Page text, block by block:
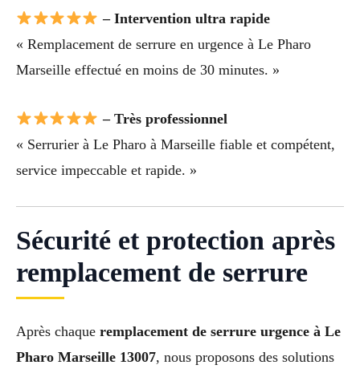
– Intervention ultra rapide
« Remplacement de serrure en urgence à Le Pharo
Marseille effectué en moins de 30 minutes. »
– Très professionnel
« Serrurier à Le Pharo à Marseille fiable et compétent,
service impeccable et rapide. »
Sécurité et protection après
remplacement de serrure
Après chaque remplacement de serrure urgence à Le
Pharo Marseille 13007, nous proposons des solutions